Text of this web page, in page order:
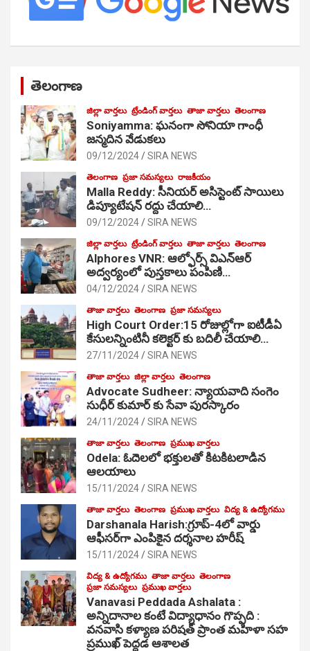
తెలంగాణ
జిల్లా వార్తలు ట్రేండింగ్ వార్తలు తాజా వార్తలు తెలంగాణ
Soniyamma: ఘ‌నంగా సోనియా గాంధీ
జ‌న్మ‌దిన వేడుక‌లు
09/12/2024 SIRA NEWS
తెలంగాణ ప్రజా సమస్యలు రాజకీయం
Malla Reddy: సీనియర్ అసిస్టెంట్ సాయిలు
డిప్యూటేషన్ రద్దు చేయాలి…
09/12/2024 SIRA NEWS
జిల్లా వార్తలు ట్రేండింగ్ వార్తలు తాజా వార్తలు తెలంగాణ
Alphores VNR: ఆల్ఫోర్స్ విఎన్ఆర్
అద్వర్యంలో పుస్తకాలు పంపిణి…
04/12/2024 SIRA NEWS
తాజా వార్తలు తెలంగాణ ప్రజా సమస్యలు
High Court Order:15 రోజుల్లోగా ఐటీడీఏ
కేసులన్నింటినీ కలెక్టర్ కు బదిలీ చేయాలి…
27/11/2024 SIRA NEWS
తాజా వార్తలు జిల్లా వార్తలు తెలంగాణ
Advocate Sudheer: న్యాయవాది సంగెం
సుధీర్ కుమార్ కు సేవా పురస్కారం
24/11/2024 SIRA NEWS
తాజా వార్తలు తెలంగాణ ప్రముఖ వార్తలు
Odela: ఓదెల‌లో భక్తులతో కిటకిటలాడిన
ఆల‌యాలు
15/11/2024 SIRA NEWS
తాజా వార్తలు తెలంగాణ ప్రముఖ వార్తలు విద్య & ఉద్యోగము
Darshanala Harish:గ్రూప్-4లో వార్డు
ఆఫీసర్‌గా ఎంపికైన దర్శనాల హరీష్
15/11/2024 SIRA NEWS
విద్య & ఉద్యోగము తాజా వార్తలు తెలంగాణ
ప్రజా సమస్యలు ప్రముఖ వార్తలు
Vanavasi Peddada Ashalata :
అన్నిదానాల కంటే విద్యాధానం గొప్పది :
వనవాసి కళ్యాణ పరిషత్ ప్రాంత మహిళా సహ
ప్రముఖ్ పెద్దడ ఆశాలత